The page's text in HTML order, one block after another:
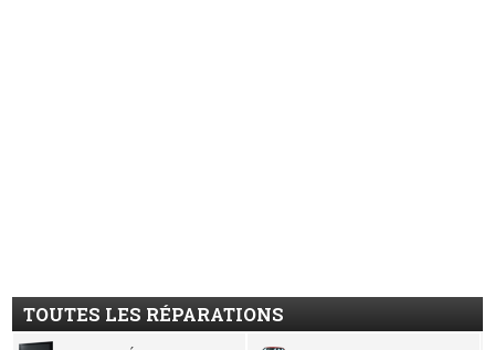
TOUTES LES RÉPARATIONS